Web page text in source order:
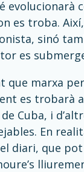
evolucionarà
es troba.
sinó
es
que marxa
es trobarà
Cuba, i
En
diari, que